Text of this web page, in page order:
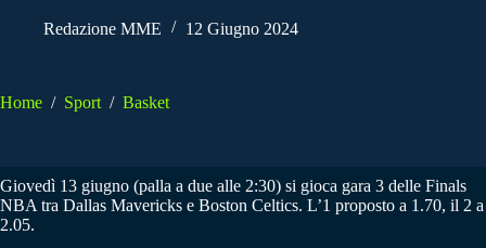
Redazione MME 12 Giugno 2024
Home / Sport / Basket
Giovedì 13 giugno (palla a due alle 2:30) si gioca gara 3 delle Finals
NBA tra Dallas Mavericks e Boston Celtics. L’1 proposto a 1.70, il 2 a
2.05.